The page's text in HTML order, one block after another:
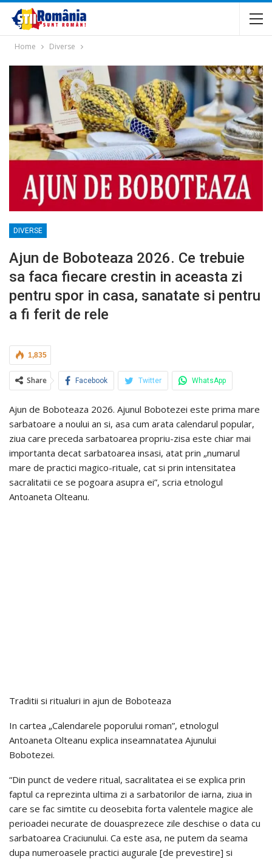
Home Diverse
DIVERSE
Ajun de Boboteaza 2026. Ce trebuie
sa faca fiecare crestin in aceasta zi
pentru spor in casa, sanatate si pentru
a fi ferit de rele
1,835
Share Facebook Twitter WhatsApp
Ajun de Boboteaza 2026. Ajunul Bobotezei este prima mare
sarbatoare a noului an si, asa cum arata calendarul popular,
ziua care preceda sarbatoarea propriu-zisa este chiar mai
importanta decat sarbatoarea insasi, atat prin „numarul
mare de practici magico-rituale, cat si prin intensitatea
sacralitatii ce se pogoara asupra ei”, scria etnologul
Antoaneta Olteanu.
Traditii si ritualuri in ajun de Boboteaza
In cartea „Calendarele poporului roman”, etnologul
Antoaneta Olteanu explica inseamnatatea Ajunului
Bobotezei.
“Din punct de vedere ritual, sacralitatea ei se explica prin
faptul ca reprezinta ultima zi a sarbatorilor de iarna, ziua in
care se fac simtite cu deosebita forta valentele magice ale
perioadei necurate de douasprezece zile deschise o data cu
sarbatoarea Craciunului. Ca este asa, ne putem da seama
dupa numeroasele practici augurale [de prevestire] si